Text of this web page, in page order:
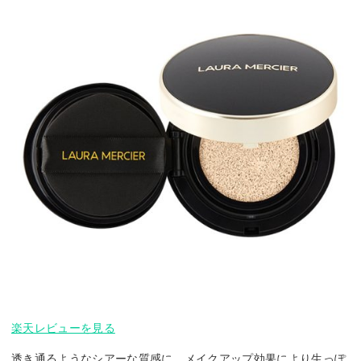
楽天レビューを見る